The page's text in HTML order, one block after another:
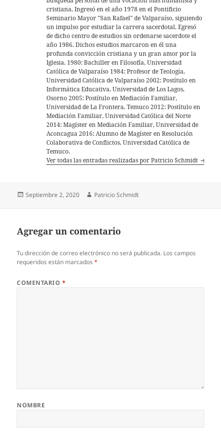
cristiana, Ingresó en el año 1978 en el Pontificio
Seminario Mayor "San Rafael" de Valparaíso, siguiendo
un impulso por estudiar la carrera sacerdotal. Egresó
de dicho centro de estudios sin ordenarse sacerdote el
año 1986. Dichos estudios marcaron en él una
profunda convicción cristiana y un gran amor por la
Iglesia. 1980: Bachiller en Filosofía, Universidad
Católica de Valparaíso 1984: Profesor de Teología,
Universidad Católica de Valparaíso 2002: Postítulo en
Informática Educativa, Universidad de Los Lagos,
Osorno 2005: Postítulo en Mediación Familiar,
Universidad de La Frontera, Temuco 2012: Postítulo en
Mediación Familiar, Universidad Católica del Norte
2014: Magíster en Mediación Familiar, Universidad de
Aconcagua 2016: Alumno de Magíster en Resolución
Colaborativa de Conflictos, Universidad Católica de
Temuco.
Ver todas las entradas realizadas por Patricio Schmidt
Publicado
Septiembre 2, 2020 Autor
Patricio Schmidt
Agregar un comentario
Tu dirección de correo electrónico no será publicada. Los campos
requeridos están marcados*
COMENTARIO *
NOMBRE